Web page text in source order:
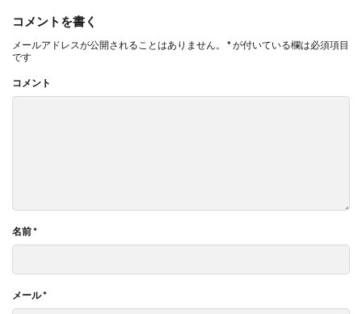
コメントを書く
メールアドレスが公開されることはありません。 *が付いている欄は必須項目
です
コメント
名前*
メール*